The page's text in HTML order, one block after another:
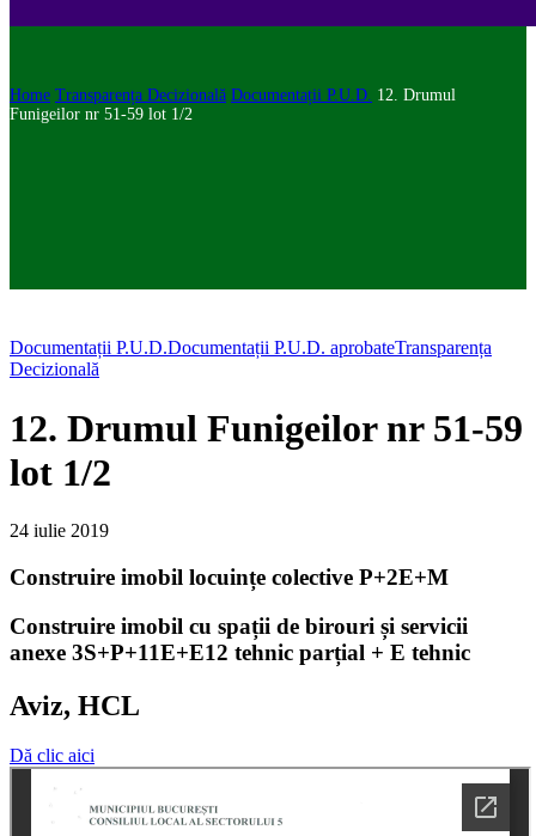
Home Transparența Decizională Documentații P.U.D. 12. Drumul
Funigeilor nr 51-59 lot 1/2
Documentații P.U.D.Documentații P.U.D. aprobateTransparența
Decizională
12. Drumul Funigeilor nr 51-59
lot 1/2
24 iulie 2019
Construire imobil locuințe colective P+2E+M
Construire imobil cu spații de birouri și servicii
anexe 3S+P+11E+E12 tehnic parțial + E tehnic
Aviz, HCL
Dă clic aici